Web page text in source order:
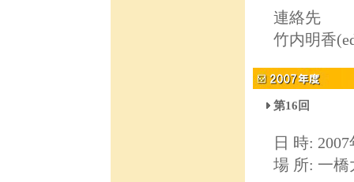
連絡先
竹内明香
第16回
日 時:
場 所: 一橋